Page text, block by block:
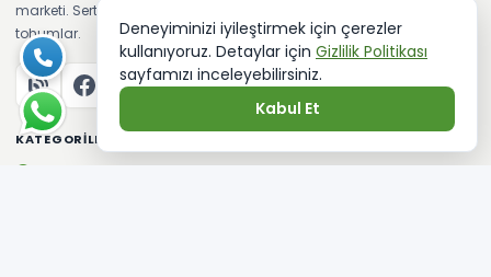
marketi. Sertifikalı fideler ve kaliteli
tohumlar.
KATEGORILER
Sebze Tohumları
Deneyiminizi iyileştirmek için çerezler
kullanıyoruz. Detaylar için Gizlilik Politikası
sayfamızı inceleyebilirsiniz.
Kabul Et